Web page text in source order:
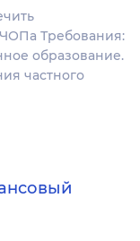
Требования:
образование.
частного